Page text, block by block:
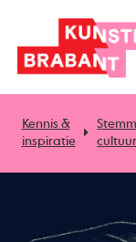
Kennis &
inspiratie